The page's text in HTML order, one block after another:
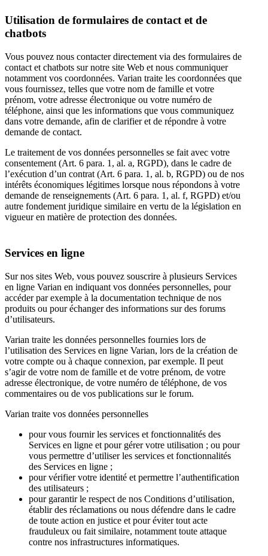
Utilisation de formulaires de contact et de
chatbots
Vous pouvez nous contacter directement via des formulaires de
contact et chatbots sur notre site Web et nous communiquer
notamment vos coordonnées. Varian traite les coordonnées que
vous fournissez, telles que votre nom de famille et votre
prénom, votre adresse électronique ou votre numéro de
téléphone, ainsi que les informations que vous communiquez
dans votre demande, afin de clarifier et de répondre à votre
demande de contact.
Le traitement de vos données personnelles se fait avec votre
consentement (Art. 6 para. 1, al. a, RGPD), dans le cadre de
l’exécution d’un contrat (Art. 6 para. 1, al. b, RGPD) ou de nos
intérêts économiques légitimes lorsque nous répondons à votre
demande de renseignements (Art. 6 para. 1, al. f, RGPD) et/ou
autre fondement juridique similaire en vertu de la législation en
vigueur en matière de protection des données.
Services en ligne
Sur nos sites Web, vous pouvez souscrire à plusieurs Services
en ligne Varian en indiquant vos données personnelles, pour
accéder par exemple à la documentation technique de nos
produits ou pour échanger des informations sur des forums
d’utilisateurs.
Varian traite les données personnelles fournies lors de
l’utilisation des Services en ligne Varian, lors de la création de
votre compte ou à chaque connexion, par exemple. Il peut
s’agir de votre nom de famille et de votre prénom, de votre
adresse électronique, de votre numéro de téléphone, de vos
commentaires ou de vos publications sur le forum.
Varian traite vos données personnelles
pour vous fournir les services et fonctionnalités des
Services en ligne et pour gérer votre utilisation ; ou pour
vous permettre d’utiliser les services et fonctionnalités
des Services en ligne ;
pour vérifier votre identité et permettre l’authentification
des utilisateurs ;
pour garantir le respect de nos Conditions d’utilisation,
établir des réclamations ou nous défendre dans le cadre
de toute action en justice et pour éviter tout acte
frauduleux ou fait similaire, notamment toute attaque
contre nos infrastructures informatiques.